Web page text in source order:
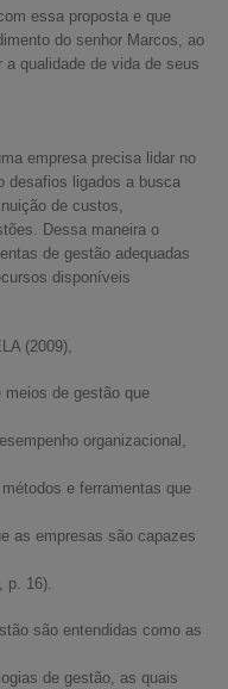
essa proposta e que
do senhor Marcos, ao
qualidade de vida de seus
empresa precisa lidar no
desafios ligados a busca
de custos,
Dessa maneira o
de gestão adequadas
disponíveis
(2009),
meios de gestão que
organizacional,
e ferramentas que
as empresas são capazes
p. 16).
são entendidas como as
de gestão, as quais